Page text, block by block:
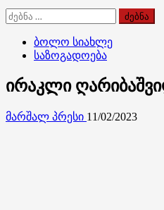
ძებნა:
ბოლო სიახლე
საზოგადოება
ირაკლი
მარშალ პრესი 11/02/2023